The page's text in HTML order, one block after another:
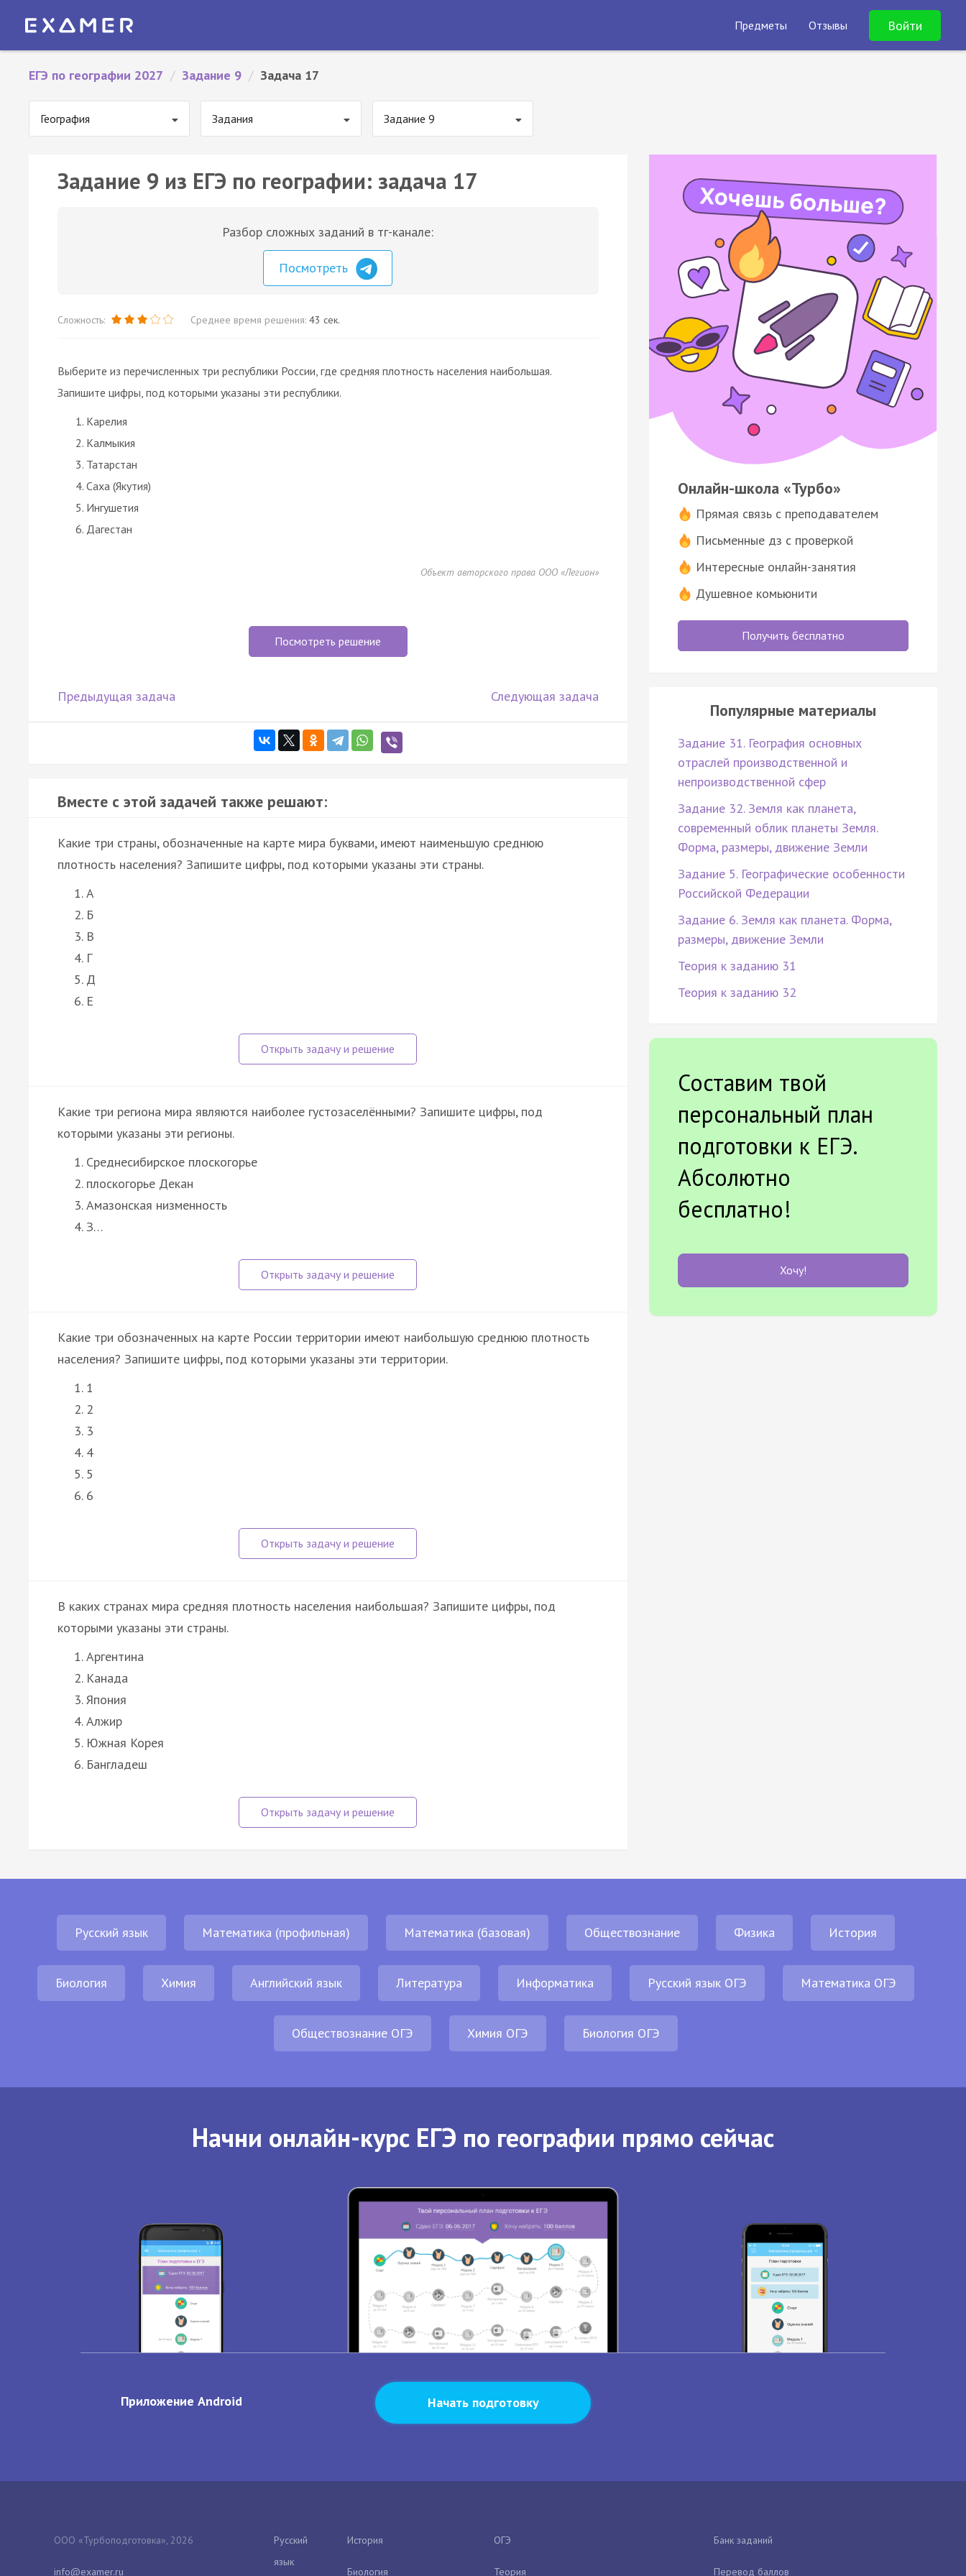
Предметы Отзывы Войти
ЕГЭ по географии 2027 / Задание 9 / Задача 17
География Задания Задание 9
Задание 9 из ЕГЭ по географии: задача 17
Разбор сложных заданий в тг-канале:
Посмотреть
Сложность: Среднее время решения: 43 сек.
Выберите из перечисленных три республики России, где средняя плотность населения наибольшая.
Запишите цифры, под которыми указаны эти республики.
Карелия
Калмыкия
Татарстан
Саха (Якутия)
Ингушетия
Дагестан
Объект авторского права ООО «Легион»
Посмотреть решение
Предыдущая задача Следующая задача
Вместе с этой задачей также решают:
Какие три страны, обозначенные на карте мира буквами, имеют наименьшую среднюю
плотность населения? Запишите цифры, под которыми указаны эти страны.
А
Б
В
Г
Д
Е
Какие три региона мира являются наиболее густозаселёнными? Запишите цифры, под
которыми указаны эти регионы.
Среднесибирское плоскогорье
плоскогорье Декан
Амазонская низменность
З…
Какие три обозначенных на карте России территории имеют наибольшую среднюю плотность
населения? Запишите цифры, под которыми указаны эти территории.
1
2
3
4
5
6
В каких странах мира средняя плотность населения наибольшая? Запишите цифры, под
которыми указаны эти страны.
Аргентина
Канада
Япония
Алжир
Южная Корея
Бангладеш
Онлайн-школа «Турбо»
Прямая связь с преподавателем
Письменные дз с проверкой
Интересные онлайн-занятия
Душевное комьюнити
Получить бесплатно
Популярные материалы
Задание 31. География основных
отраслей производственной и
непроизводственной сфер
Задание 32. Земля как планета,
современный облик планеты Земля.
Форма, размеры, движение Земли
Задание 5. Географические особенности
Российской Федерации
Задание 6. Земля как планета. Форма,
размеры, движение Земли
Теория к заданию 31
Теория к заданию 32
Составим твой
персональный план
подготовки к ЕГЭ.
Абсолютно
бесплатно!
Хочу!
Русский язык Математика (профильная) Математика (базовая) Обществознание Физика История
Биология Химия Английский язык Литература Информатика Русский язык ОГЭ Математика ОГЭ
Обществознание ОГЭ Химия ОГЭ Биология ОГЭ
Начни онлайн-курс ЕГЭ по географии прямо сейчас
Приложение Android Начать подготовку
ООО «Турбоподготовка», 2026
Русский
язык
История
Биология
ОГЭ
Теория
Банк заданий
Перевод баллов